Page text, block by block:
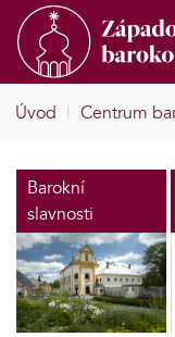
Úvod | Centrum
Barokní
slavnosti